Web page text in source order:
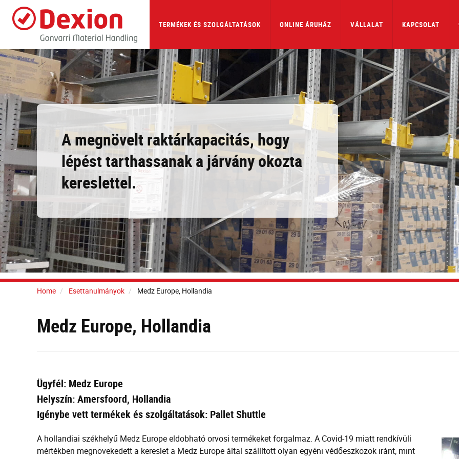
main
TERMÉKEK ÉS SZOLGÁLTATÁSOK ONLINE ÁRUHÁZ VÁLLALAT KAPCSOLAT
A megnövelt raktárkapacitás, hogy
lépést tarthassanak a járvány okozta
kereslettel.
Home Esettanulmányok Medz Europe, Hollandia
Medz Europe, Hollandia
Ügyfél: Medz Europe
Helyszín: Amersfoord, Hollandia
Igénybe vett termékek és szolgáltatások: Pallet Shuttle
A hollandiai székhelyű Medz Europe eldobható orvosi termékeket forgalmaz. A Covid-19 miatt rendkívüli
mértékben megnövekedett a kereslet a Medz Europe által szállított olyan egyéni védőeszközök iránt, mint